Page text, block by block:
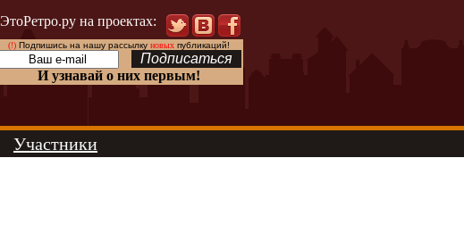
ЭтоРетро.ру на проектах:
(!)Подпишись на нашу рассылку новыхпубликаций!
И узнавай о них первым!
Участники